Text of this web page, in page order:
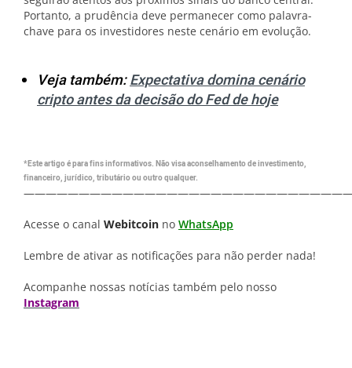
Portanto, a prudência deve permanecer como palavra-
chave para os investidores neste cenário em evolução.
Veja também:Expectativa domina cenário
cripto antes da decisão do Fed de hoje
*Este artigo é para fins informativos. Não visa aconselhamento de investimento,
financeiro, jurídico, tributário ou outro qualquer.
Acesse o canal Webitcoin no WhatsApp
Lembre de ativar as notificações para não perder nada!
Acompanhe nossas notícias também pelo nosso
Instagram